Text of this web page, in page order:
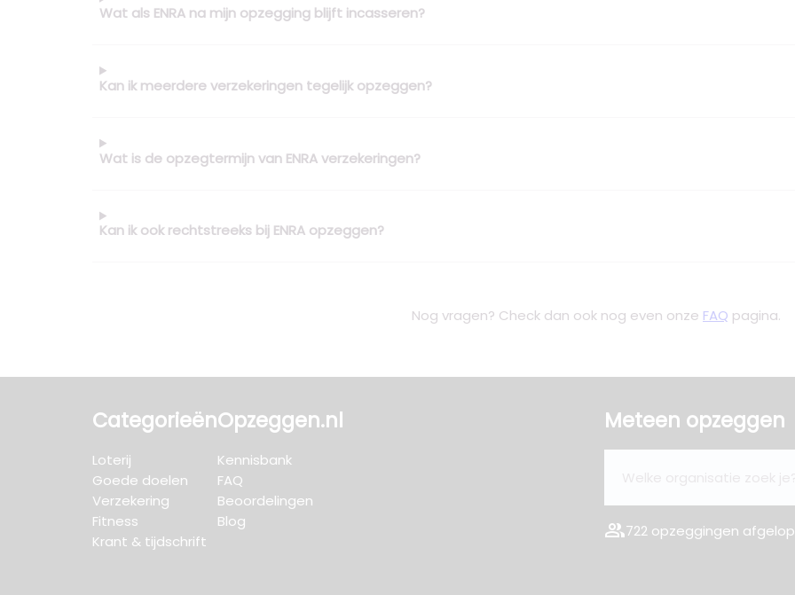
Wat als ENRA na mijn opzegging blijft incasseren?
Kan ik meerdere verzekeringen tegelijk opzeggen?
Wat is de opzegtermijn van ENRA verzekeringen?
Kan ik ook rechtstreeks bij ENRA opzeggen?
Nog vragen? Check dan ook nog even onze FAQ pagina.
Categorieën
Loterij
Goede doelen
Verzekering
Fitness
Krant & tijdschrift
Opzeggen.nl
Kennisbank
FAQ
Beoordelingen
Blog
Meteen opzeggen
group722 opzeggingen